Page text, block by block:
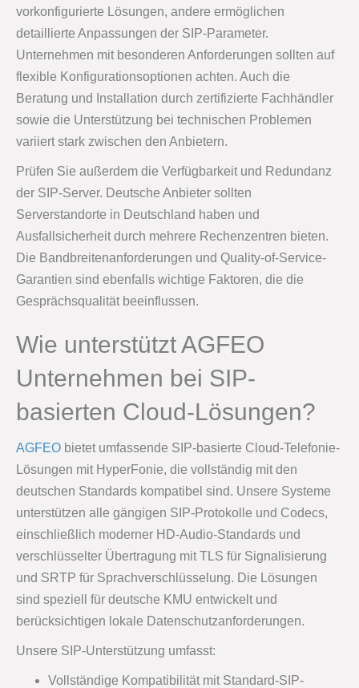
vorkonfigurierte Lösungen, andere ermöglichen
detaillierte Anpassungen der SIP-Parameter.
Unternehmen mit besonderen Anforderungen sollten auf
flexible Konfigurationsoptionen achten. Auch die
Beratung und Installation durch zertifizierte Fachhändler
sowie die Unterstützung bei technischen Problemen
variiert stark zwischen den Anbietern.
Prüfen Sie außerdem die Verfügbarkeit und Redundanz
der SIP-Server. Deutsche Anbieter sollten
Serverstandorte in Deutschland haben und
Ausfallsicherheit durch mehrere Rechenzentren bieten.
Die Bandbreitenanforderungen und Quality-of-Service-
Garantien sind ebenfalls wichtige Faktoren, die die
Gesprächsqualität beeinflussen.
Wie unterstützt AGFEO
Unternehmen bei SIP-
basierten Cloud-Lösungen?
AGFEO bietet umfassende SIP-basierte Cloud-Telefonie-
Lösungen mit HyperFonie, die vollständig mit den
deutschen Standards kompatibel sind. Unsere Systeme
unterstützen alle gängigen SIP-Protokolle und Codecs,
einschließlich moderner HD-Audio-Standards und
verschlüsselter Übertragung mit TLS für Signalisierung
und SRTP für Sprachverschlüsselung. Die Lösungen
sind speziell für deutsche KMU entwickelt und
berücksichtigen lokale Datenschutzanforderungen.
Unsere SIP-Unterstützung umfasst:
Vollständige Kompatibilität mit Standard-SIP-